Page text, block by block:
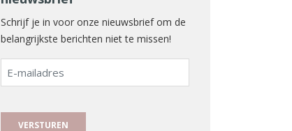
Schrijf je in voor onze nieuwsbrief om de
belangrijkste berichten niet te missen!
E-
mailadres